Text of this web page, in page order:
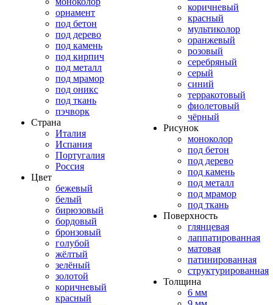
орнамент
под бетон
под дерево
под камень
под кирпич
под металл
под мрамор
под оникс
под ткань
пэчворк
Страна
Италия
Испания
Португалия
Россия
Цвет
бежевый
белый
бирюзовый
бордовый
бронзовый
голубой
жёлтый
зелёный
золотой
коричневый
красный
коричневый
красный
мультиколор
оранжевый
розовый
серебряный
серый
синий
терракотовый
фиолетовый
чёрный
Рисунок
моноколор
под бетон
под дерево
под камень
под металл
под мрамор
под ткань
Поверхность
глянцевая
лаппатированная
матовая
патинированная
структурированная
Толщина
6 мм